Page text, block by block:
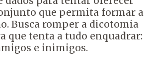
que permita formar a
Busca romper a dicotomia
que tenta a tudo enquadrar:
e inimigos.